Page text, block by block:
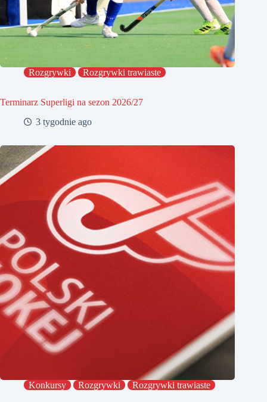
Rozgrywki Rozgrywki trawiaste
Terminarz Superligi na sezon 2026/27
3 tygodnie ago
Konkursy Rozgrywki Rozgrywki trawiaste